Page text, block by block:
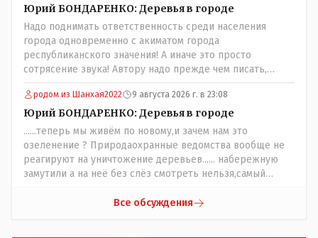
негде..
Юрий БОНДАРЕНКО: Деревья в городе
Надо поднимать ответственность среди населения
города одновременно с акиматом города
республиканского значения! А иначе это просто
сотрясение звука! Автору надо прежде чем писать,
необходимо самому обратиться в ЖКХ акимата и
разобраться прежде чем своей статьей провоцировать
население города!
родом из Шанхая2022 9 августа 2026 г. в 23:08
Юрий БОНДАРЕНКО: Деревья в городе
......теперь мы живём по новому,и зачем нам это
озеленение ? Природаохранные ведомства вообще не
реагируют на уничтожение деревьев...... набережную
замутили а на неё без слёз смотреть нельзя,самый
строителей"специалистов",как исторические здания
Все обсуждения